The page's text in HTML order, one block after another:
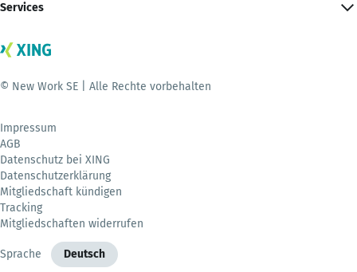
Services
© New Work SE | Alle Rechte vorbehalten
Impressum
AGB
Datenschutz bei XING
Datenschutzerklärung
Mitgliedschaft kündigen
Tracking
Mitgliedschaften widerrufen
Sprache Deutsch